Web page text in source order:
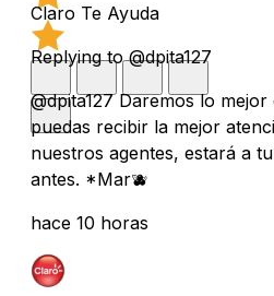
Claro Te Ayuda
Replying to @dpita127
@dpita127 Daremos lo
puedas recibir la mejor
nuestros agentes, estará a
antes. *Mar🫐
hace 10 horas